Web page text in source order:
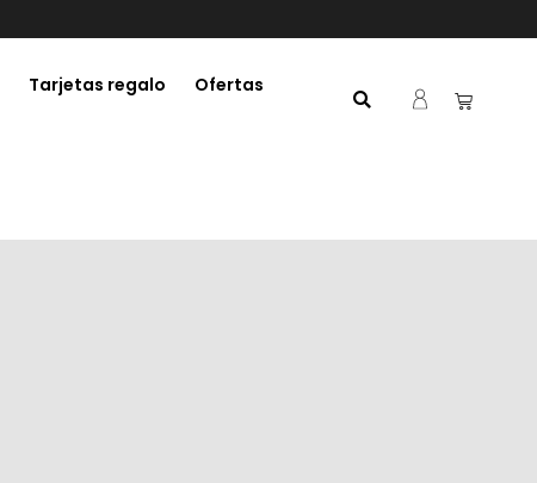
Tarjetas regalo
Ofertas